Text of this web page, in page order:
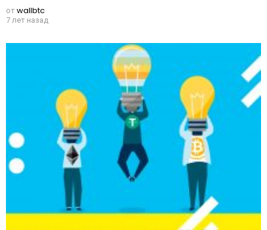
отwallbtc
7 лет назад